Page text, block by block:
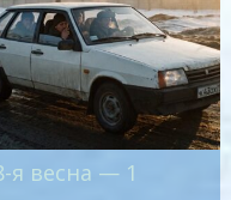
я весна — 1